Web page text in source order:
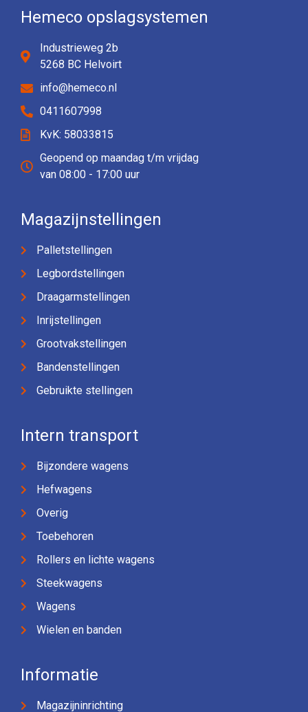
Hemeco opslagsystemen
Industrieweg 2b
5268 BC Helvoirt
info@hemeco.nl
0411607998
KvK: 58033815
Geopend op maandag t/m vrijdag
van 08:00 - 17:00 uur
Magazijnstellingen
Palletstellingen
Legbordstellingen
Draagarmstellingen
Inrijstellingen
Grootvakstellingen
Bandenstellingen
Gebruikte stellingen
Intern transport
Bijzondere wagens
Hefwagens
Overig
Toebehoren
Rollers en lichte wagens
Steekwagens
Wagens
Wielen en banden
Informatie
Magazijninrichting